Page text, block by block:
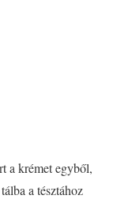
a krémet egyből,
a tésztához